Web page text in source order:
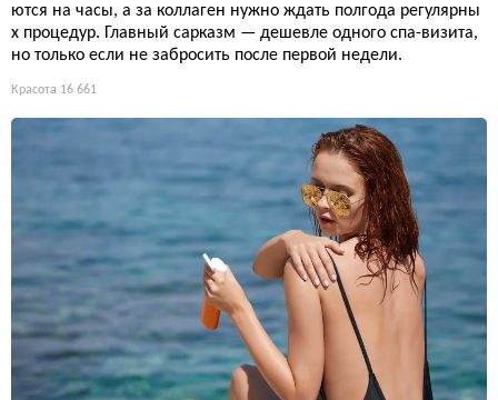
ются на часы, а за коллаген нужно ждать полгода регулярны
х процедур. Главный сарказм — дешевле одного спа-визита,
но только если не забросить после первой недели.
Красота 16 661